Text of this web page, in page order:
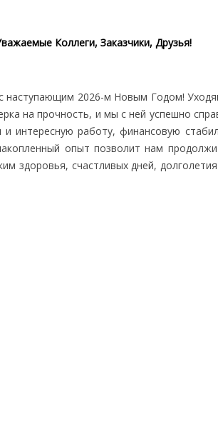
Коллеги, Заказчики, Друзья!
наступающим 2026-м Новым Годом!
на прочность, и мы с ней успешно
интересную работу, финансовую
опыт позволит нам
здоровья, счастливых дней,